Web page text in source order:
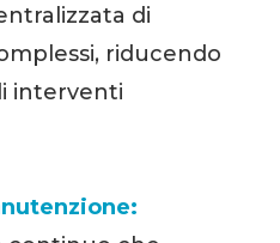
di
riducendo
interventi